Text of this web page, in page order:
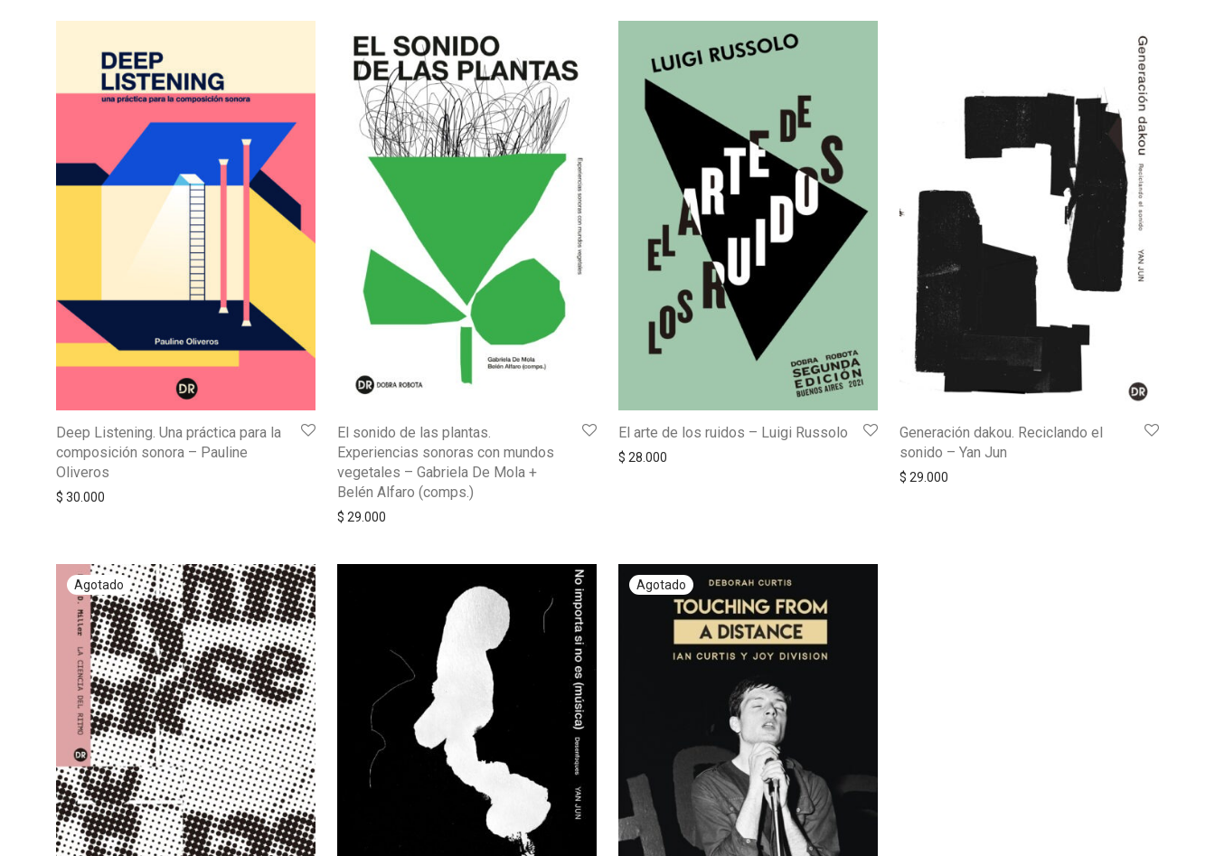
Deep Listening. Una práctica para la
composición sonora – Pauline
Oliveros
$ 30.000
El sonido de las plantas.
Experiencias sonoras con mundos
vegetales – Gabriela De Mola +
Belén Alfaro (comps.)
$ 29.000
El arte de los ruidos – Luigi Russolo
$ 28.000
Generación dakou. Reciclando el
sonido – Yan Jun
$ 29.000